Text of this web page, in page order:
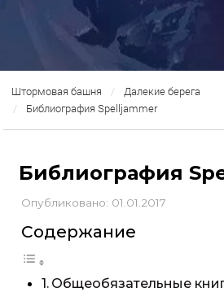
Штормовая башня
Далекие берега
Библиография Spelljammer
Библиография
Опубликовано: 01.01.2017
Содержание
Общеобязательные